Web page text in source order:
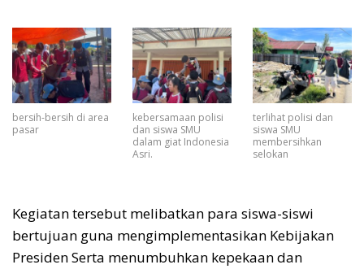
bersih-bersih di area
pasar
kebersamaan polisi
dan siswa SMU
dalam giat Indonesia
Asri.
terlihat polisi dan
siswa SMU
membersihkan
selokan
Kegiatan tersebut melibatkan para siswa-siswi
bertujuan guna mengimplementasikan Kebijakan
Presiden Serta menumbuhkan kepekaan dan